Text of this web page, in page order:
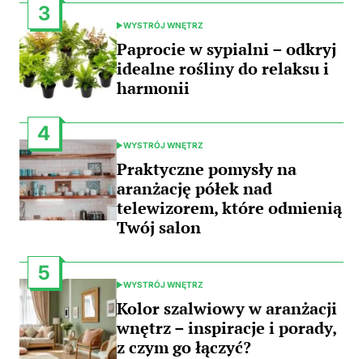
3
POSTED
IN
WYSTRÓJ WNĘTRZ
Paprocie w sypialni – odkryj
idealne rośliny do relaksu i
harmonii
4
POSTED
IN
WYSTRÓJ WNĘTRZ
Praktyczne pomysły na
aranżację półek nad
telewizorem, które odmienią
Twój salon
5
POSTED
IN
WYSTRÓJ WNĘTRZ
Kolor szalwiowy w aranżacji
wnętrz – inspiracje i porady,
z czym go łączyć?